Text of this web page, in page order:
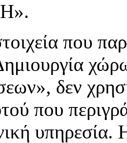
που
δεν
που
υπηρεσία.